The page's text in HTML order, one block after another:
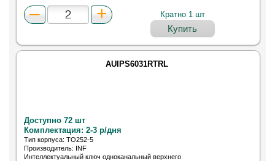
Кратно 1 шт
Купить
AUIPS6031RTRL
Доступно 72 шт
Комплектация: 2-3 р/дня
Тип корпуса: TO252-5
Производитель: INF
Интеллектуальный ключ одноканальный верхнего